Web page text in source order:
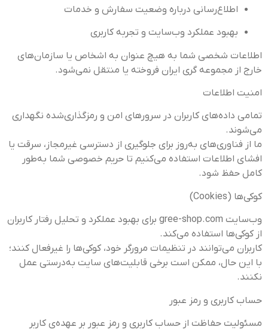
اطلاع‌رسانی درباره وضعیت سفارش و خدمات
بهبود عملکرد وب‌سایت و تجربه کاربری
اطلاعات شخصی شما به هیچ عنوان به اشخاص یا سازمان‌های
خارج از مجموعه گری ایران فروخته یا منتقل نمی‌شود.
امنیت اطلاعات
تمامی داده‌های کاربران در سرورهای امن و رمزگذاری‌شده نگهداری
می‌شوند.
ما از فناوری‌های به‌روز برای جلوگیری از دسترسی غیرمجاز، سرقت یا
افشای اطلاعات استفاده می‌کنیم تا حریم خصوصی شما به‌طور
کامل حفظ شود.
کوکی‌ها (Cookies)
وب‌سایت gree-shop.com برای بهبود عملکرد و تحلیل رفتار کاربران
از کوکی‌ها استفاده می‌کند.
کاربران می‌توانند در تنظیمات مرورگر خود، کوکی‌ها را غیرفعال کنند؛
با این حال، ممکن است برخی قابلیت‌های سایت به‌درستی عمل
نکنند.
حساب کاربری و رمز عبور
مسئولیت حفاظت از حساب کاربری و رمز عبور بر عهده‌ی کاربر